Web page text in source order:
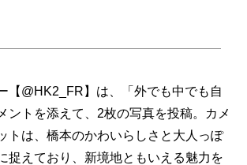
【@HK2_FR】は、「外でも中でも自
ントを添えて、2枚の写真を投稿。カメ
トは、橋本のかわいらしさと大人っぽ
捉えており、新境地ともいえる魅力を